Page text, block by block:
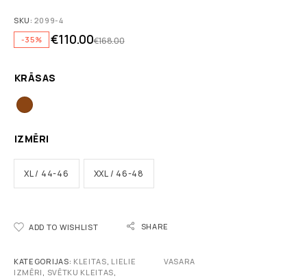
SKU:2099-4
-35%
€168.00
€110.00
KRĀSAS
IZMĒRI
XL / 44-46 XXL / 46-48
ADD TO WISHLIST SHARE
KATEGORIJAS: KLEITAS LIELIE
IZMĒRI
SVĒTKU KLEITAS
VASARA